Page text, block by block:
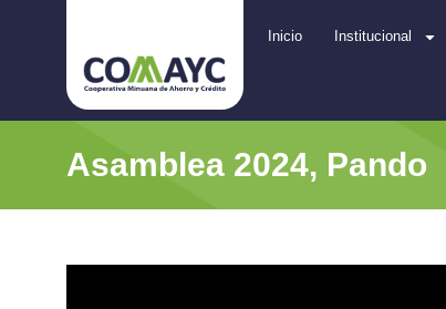
Inicio Institucional
Asamblea 2024, Pando